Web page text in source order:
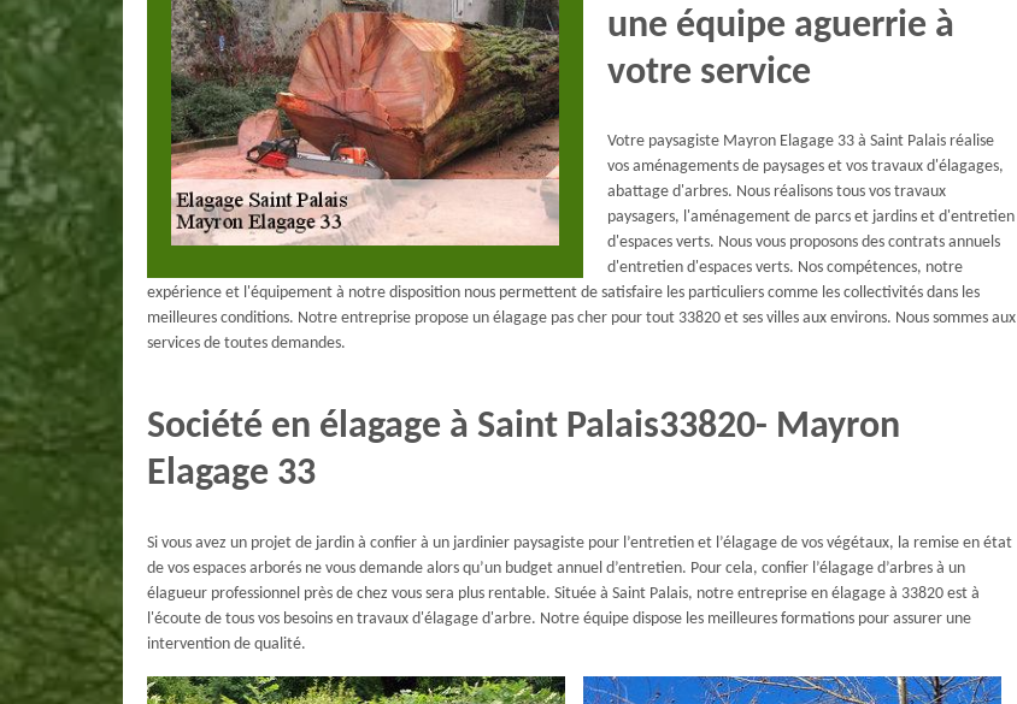
une équipe aguerrie à
votre service
Votre paysagiste Mayron Elagage 33 à Saint Palais réalise
vos aménagements de paysages et vos travaux d'élagages,
abattage d'arbres. Nous réalisons tous vos travaux
paysagers, l'aménagement de parcs et jardins et d'entretien
d'espaces verts. Nous vous proposons des contrats annuels
d'entretien d'espaces verts. Nos compétences, notre
expérience et l'équipement à notre disposition nous permettent de satisfaire les particuliers comme les collectivités dans les
meilleures conditions. Notre entreprise propose un élagage pas cher pour tout 33820 et ses villes aux environs. Nous sommes aux
services de toutes demandes.
Société en élagage à Saint Palais33820- Mayron
Elagage 33
Si vous avez un projet de jardin à confier à un jardinier paysagiste pour l’entretien et l’élagage de vos végétaux, la remise en état
de vos espaces arborés ne vous demande alors qu’un budget annuel d’entretien. Pour cela, confier l’élagage d’arbres à un
élagueur professionnel près de chez vous sera plus rentable. Située à Saint Palais, notre entreprise en élagage à 33820 est à
l'écoute de tous vos besoins en travaux d'élagage d'arbre. Notre équipe dispose les meilleures formations pour assurer une
intervention de qualité.